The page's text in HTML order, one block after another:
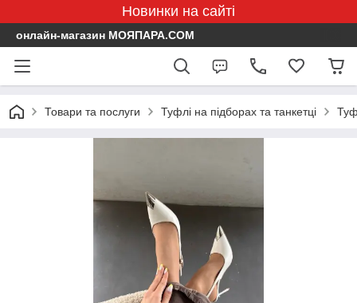
Новинки на сайті
онлайн-магазин МОЯПАРА.COM
Товари та послуги Туфлі на підборах та танкетці